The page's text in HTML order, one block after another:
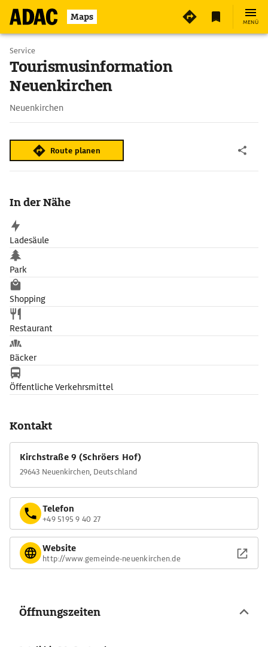
Maps MENÜ
Service
Tourismusinformation
Neuenkirchen
Neuenkirchen
Route planen
In der Nähe
Ladesäule
Park
Shopping
Restaurant
Bäcker
Öffentliche Verkehrsmittel
Kontakt
Kirchstraße 9 (Schröers Hof)
29643 Neuenkirchen, Deutschland
Telefon
+49 5195 9 40 27
Website
http://www.gemeinde-neuenkirchen.de
Öffnungszeiten